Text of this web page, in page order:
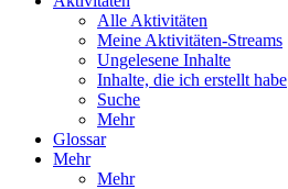
Alle Aktivitäten
Meine Aktivitäten-Streams
Ungelesene Inhalte
Inhalte, die ich erstellt habe
Suche
Mehr
Glossar
Mehr
Mehr